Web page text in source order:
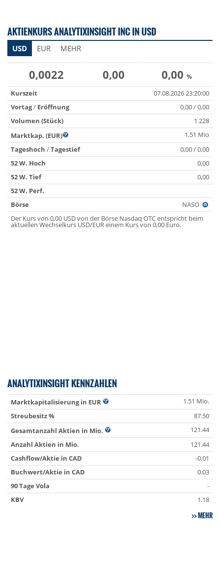
AKTIENKURS ANALYTIXINSIGHT INC IN USD
USD EUR MEHR
0,0022 0,00 0,00 %
Kurszeit
07.08.2026 23:20:00
Vortag/ Eröffnung
0,00 / 0,00
Volumen (Stück)
1 228
Marktkap. (EUR)
1,51 Mio
Tageshoch /Tagestief
0,00 / 0,00
52 W. Hoch
0,00
52 W. Tief
0,00
52 W. Perf.
Börse
NASO
Der Kurs von 0,00 USD von der Börse Nasdaq OTC entspricht beim
aktuellen Wechselkurs USD/EUR einem Kurs von 0,00 Euro.
ANALYTIXINSIGHT KENNZAHLEN
Marktkapitalisierung in EUR
1.51 Mio.
Streubesitz %
87.50
Gesamtanzahl Aktien in Mio.
121.44
Anzahl Aktien in Mio.
121.44
Cashflow/Aktie in CAD
-0.01
Buchwert/Aktie in CAD
0.03
90 Tage Vola
-
KBV
1.18
MEHR